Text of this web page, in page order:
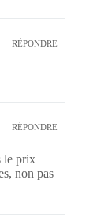
RÉPONDRE
RÉPONDRE
le prix
non pas